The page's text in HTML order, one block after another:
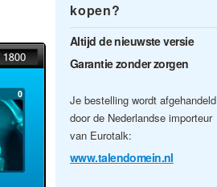
kopen?
Altijd de nieuwste versie
Garantie zonder zorgen
Je bestelling wordt afgehandeld
door de Nederlandse importeur
van Eurotalk:
www.talendomein.nl